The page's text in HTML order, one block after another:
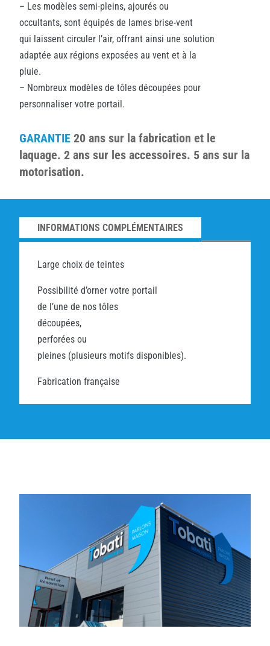
– Les modèles semi-pleins, ajourés ou
occultants, sont équipés de lames brise-vent
qui laissent circuler l’air, offrant ainsi une solution
adaptée aux régions exposées au vent et à la
pluie.
– Nombreux modèles de tôles découpées pour
personnaliser votre portail.
GARANTIE 20 ans sur la fabrication et le
laquage. 2 ans sur les accessoires. 5 ans sur la
motorisation.
INFORMATIONS COMPLÉMENTAIRES
Large choix de teintes
Possibilité d’orner votre portail
de l’une de nos tôles
découpées,
perforées ou
pleines (plusieurs motifs disponibles).
Fabrication française